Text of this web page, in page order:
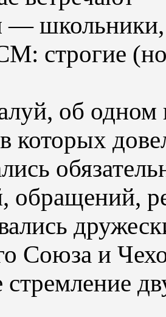
—
строгие
об одном
которых
обращений,
Союза и